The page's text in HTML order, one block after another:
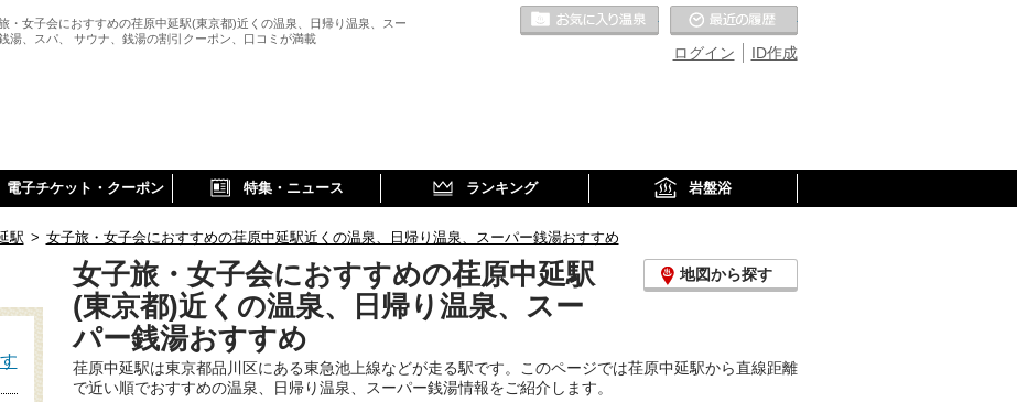
・女子会におすすめの荏原中延駅(東京都)近くの温泉、日帰り温泉、スー
湯、スパ、 サウナ、銭湯の割引クーポン、口コミが満載
ID作成
ログイン
お気に入りの温泉
電子チケット・クーポン 特集・ニュース ランキング 岩盤浴
駅 > 女子旅・女子会におすすめの荏原中延駅近くの温泉、日帰り温泉、スーパー銭湯おすすめ
女子旅・女子会におすすめの荏原中延駅
(東京都)近くの温泉、日帰り温泉、スー
パー銭湯おすすめ
地図から探す
荏原中延駅は東京都品川区にある東急池上線などが走る駅です。このページでは荏原中延駅から直線距離
で近い順でおすすめの温泉、日帰り温泉、スーパー銭湯情報をご紹介します。